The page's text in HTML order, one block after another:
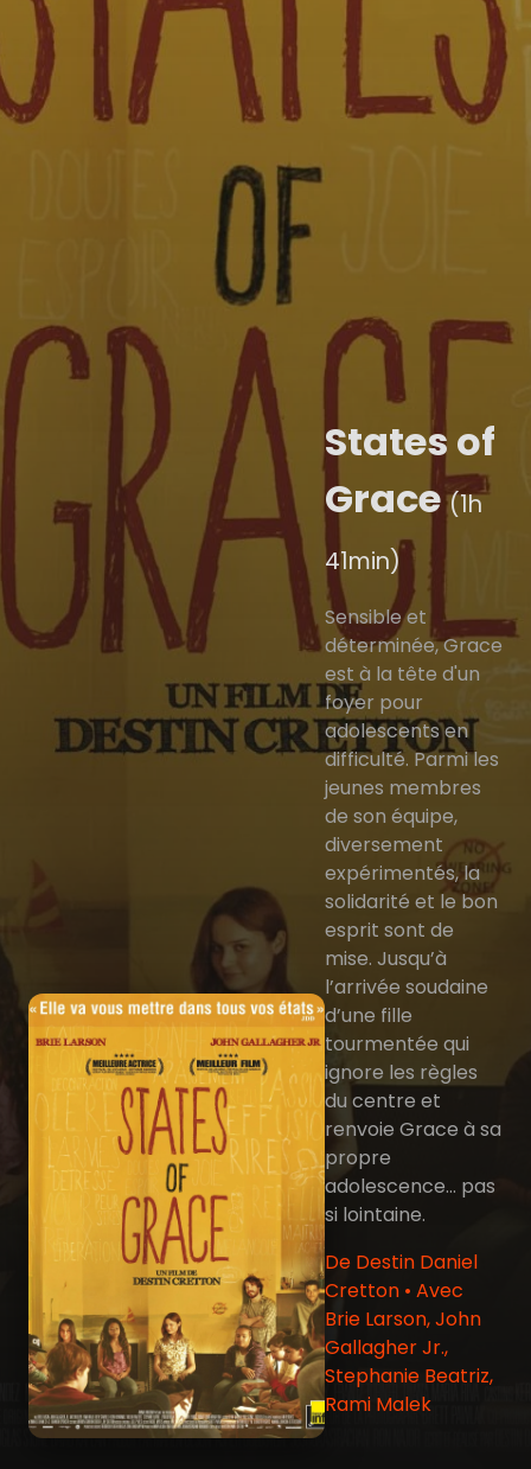
States of
Grace(1h
41min)
Sensible et
déterminée, Grace
est à la tête d'un
foyer pour
adolescents en
difficulté. Parmi les
jeunes membres
de son équipe,
diversement
expérimentés, la
solidarité et le bon
esprit sont de
mise. Jusqu’à
l’arrivée soudaine
d’une fille
tourmentée qui
ignore les règles
du centre et
renvoie Grace à sa
propre
adolescence… pas
si lointaine.
De Destin Daniel
Cretton • Avec
Brie Larson, John
Gallagher Jr.,
Stephanie Beatriz,
Rami Malek